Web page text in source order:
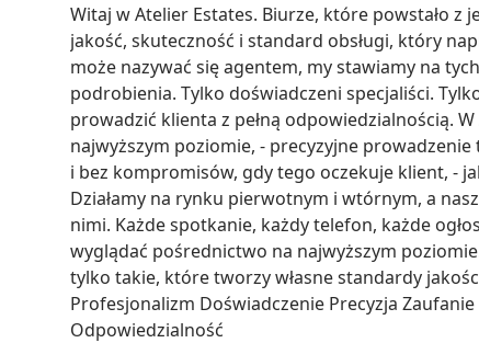
Witaj w Atelier Estates. Biurze, które powstało
jakość, skuteczność i standard obsługi, który
może nazywać się agentem, my stawiamy na
podrobienia. Tylko doświadczeni specjaliści.
prowadzić klienta z pełną odpowiedzialnością.
najwyższym poziomie, - precyzyjne
i bez kompromisów, gdy tego oczekuje klient, -
Działamy na rynku pierwotnym i wtórnym, a
nimi. Każde spotkanie, każdy telefon, każde
wyglądać pośrednictwo na najwyższym
tylko takie, które tworzy własne standardy
Profesjonalizm Doświadczenie Precyzja
Odpowiedzialność